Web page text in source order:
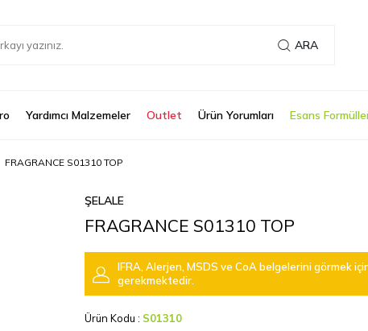
ARA
Yardımcı Malzemeler Outlet Ürün Yorumları Esans
FRAGRANCE S01310 TOP
ŞELALE
FRAGRANCE S01310 TOP
IFRA, Alerjen, MSDS ve CoA belgelerini görmek
gerekmektedir.
Ürün Kodu : S01310